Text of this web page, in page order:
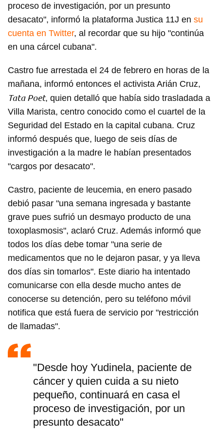
proceso de investigación, por un presunto
desacato", informó la plataforma Justica 11J en su
cuenta en Twitter, al recordar que su hijo "continúa
en una cárcel cubana".
Castro fue arrestada el 24 de febrero en horas de la
mañana, informó entonces el activista Arián Cruz,
Tata Poet, quien detalló que había sido trasladada a
Villa Marista, centro conocido como el cuartel de la
Seguridad del Estado en la capital cubana. Cruz
informó después que, luego de seis días de
investigación a la madre le habían presentados
"cargos por desacato".
Castro, paciente de leucemia, en enero pasado
debió pasar "una semana ingresada y bastante
grave pues sufrió un desmayo producto de una
toxoplasmosis", aclaró Cruz. Además informó que
todos los días debe tomar "una serie de
medicamentos que no le dejaron pasar, y ya lleva
dos días sin tomarlos". Este diario ha intentado
comunicarse con ella desde mucho antes de
conocerse su detención, pero su teléfono móvil
notifica que está fuera de servicio por "restricción
de llamadas".
"Desde hoy Yudinela, paciente de
cáncer y quien cuida a su nieto
pequeño, continuará en casa el
proceso de investigación, por un
presunto desacato"